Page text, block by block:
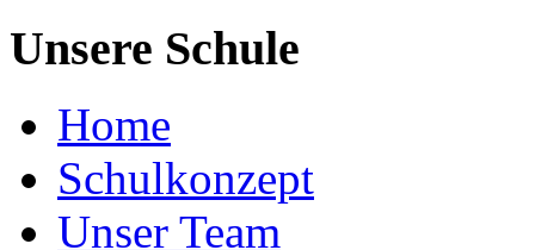
Unsere Schule
Home
Schulkonzept
Unser Team